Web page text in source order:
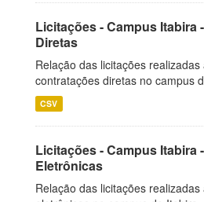
Licitações - Campus Itabira
Diretas
Relação das licitações
contratações diretas no campus
CSV
Licitações - Campus Itabira
Eletrônicas
Relação das licitações